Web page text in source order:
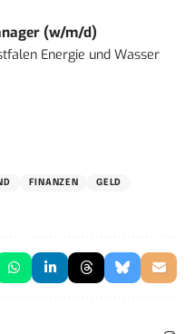
(w/m/d)
Energie und Wasser
FINANZEN
GELD